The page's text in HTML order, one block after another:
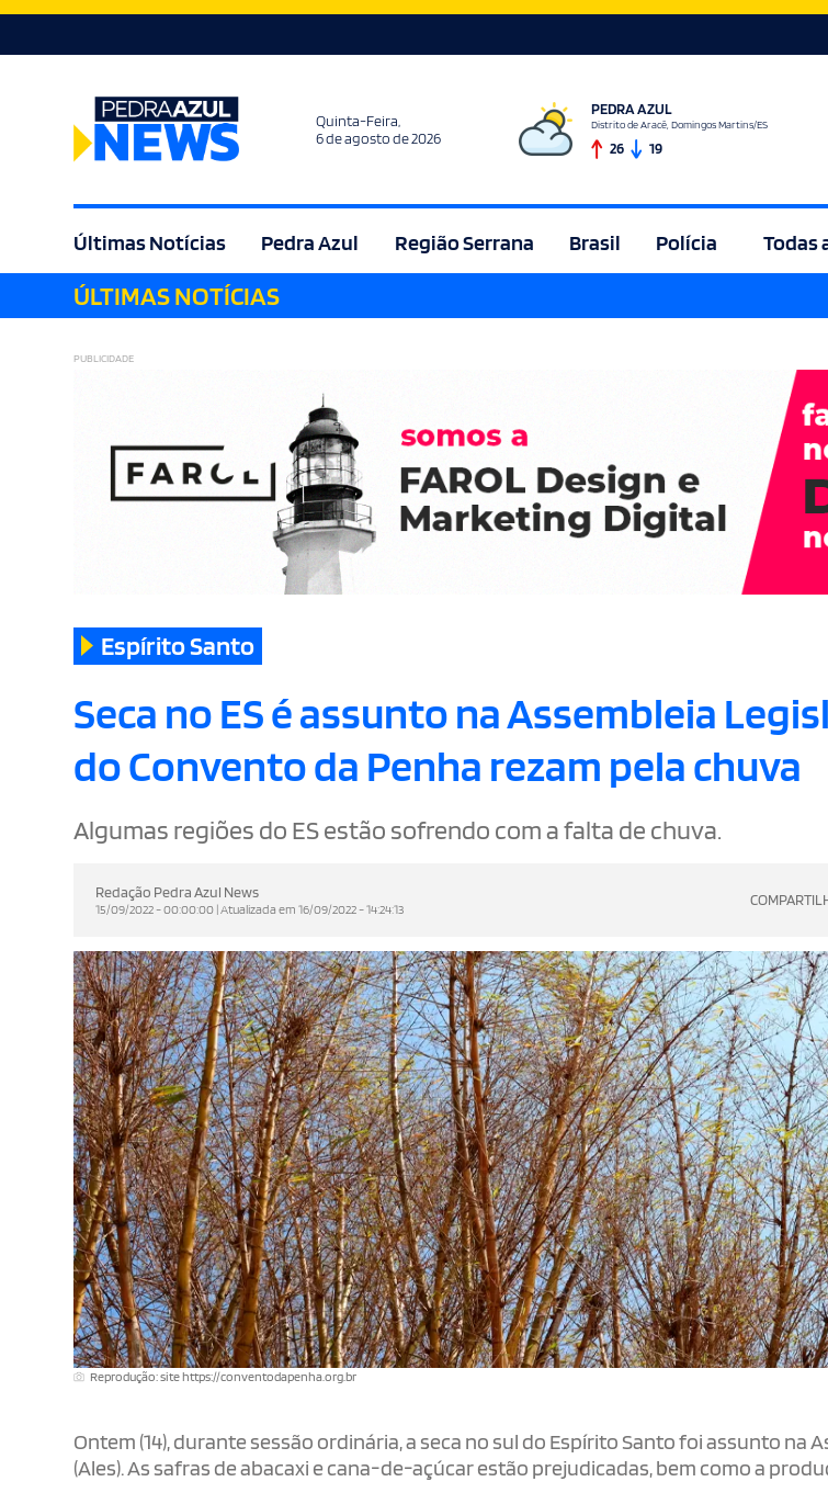
Quinta-Feira,
6 de agosto de 2026
PEDRA AZUL
Distrito de Aracê, Domingos Martins/ES
26 19
Últimas Notícias Pedra Azul Região Serrana Brasil Polícia Todas
Agricultura
ÚLTIMAS NOTÍCIAS
PUBLICIDADE
Espírito Santo
Seca no ES é assunto na Assembleia
do Convento da Penha rezam pela chuva
Algumas regiões do ES estão sofrendo com a falta de chuva.
Redação Pedra Azul News
15/09/2022 - 00:00:00 | Atualizada em 16/09/2022 - 14:24:13
Reprodução: site https://conventodapenha.org.br
Ontem (14), durante sessão ordinária, a seca no sul do Espírito Santo foi assunto na
(Ales). As safras de abacaxi e cana-de-açúcar estão prejudicadas, bem como a